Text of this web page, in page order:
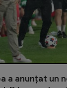
a anunțat un